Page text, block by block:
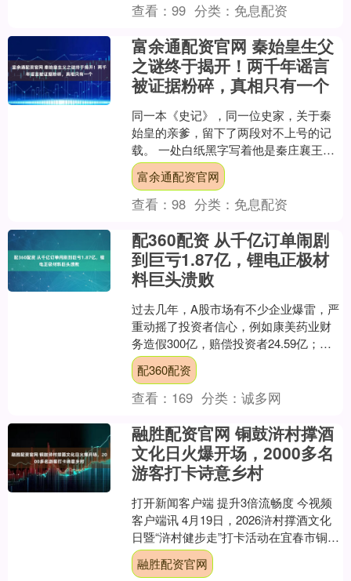
查看：99 分类： 免息配资
富余通配资官网 秦始皇生父
之谜终于揭开！两千年谣言
被证据粉碎，真相只有一个
同一本《史记》，同一位史家，关于秦
始皇的亲爹，留下了两段对不上号的记
载。 一处白纸黑字写着他是秦庄襄王之
子，另一处却绘声绘色地说，吕不韦把
一个已经怀孕的女人献给....
富余通配资官网
查看：98 分类： 免息配资
配360配资 从千亿订单闹剧
到巨亏1.87亿，锂电正极材
料巨头溃败
过去几年，A股市场有不少企业爆雷，严
重动摇了投资者信心，例如康美药业财
务造假300亿，赔偿投资者24.59亿；紫
晶存储、泽达易盛在科创板造假，集体
诉讼赔超13亿....
配360配资
查看： 169 分类：诚多网
融胜配资官网 铜鼓浒村撑酒
文化日火爆开场，2000多名
游客打卡诗意乡村
打开新闻客户端 提升3倍流畅度 今视频
客户端讯 4月19日，2026浒村撑酒文化
日暨“浒村健步走”打卡活动在宜春市铜鼓
县大塅镇浒村村举行。活动以撑酒为
媒、以民俗....
融胜配资官网